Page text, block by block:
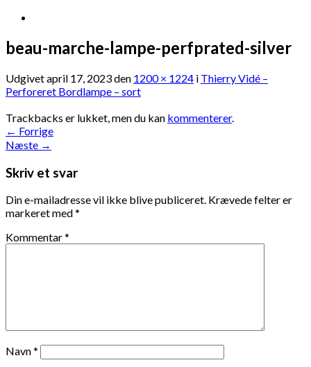
beau-marche-lampe-perfprated-silver
Udgivetapril 17, 2023den 1200 × 1224 i Thierry Vidé –
Perforeret Bordlampe – sort
Trackbacks er lukket, men du kan kommenterer.
← Forrige
Næste →
Skriv et svar
Din e-mailadresse vil ikke blive publiceret. Krævede felter er
markeret med*
Kommentar*
Navn*